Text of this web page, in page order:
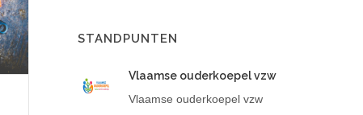
STANDPUNTEN
Vlaamse ouderkoepel vzw
Vlaamse ouderkoepel vzw